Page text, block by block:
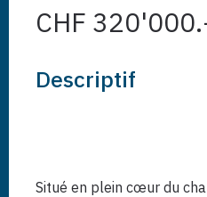
CHF
Descriptif
Situé en plein cœur du